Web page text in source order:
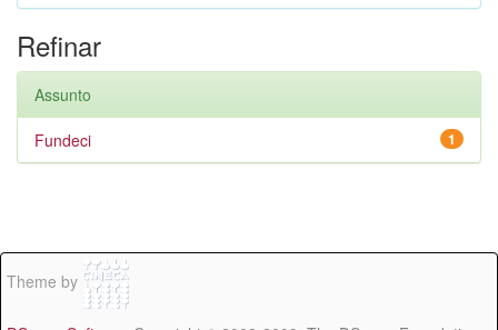
Refinar
Assunto
1
Fundeci
Theme by